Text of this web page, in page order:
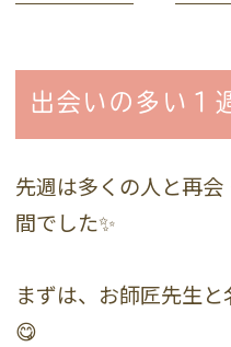
出会いの多い１
先週は多くの人と再
間でした✨
まずは、お師匠先生
😋